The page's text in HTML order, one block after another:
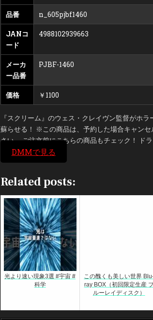
品番 n_605pjbf1460
JANコ
ード
4988102939663
メーカ
ー品番
PJBF-1460
価格 ￥1100
『スクリーム』のウェス・クレイヴン監督がホ
蘇らせる！ ※この商品は、予約した場合キャン
さい。 ご注文前にこちらの商品もチェック！ ド
DMMで見る
Related posts:
光より速い現象3選 #宇宙 #
科学
この醜くも美しい世界
ray BOX（初回限定生産
ルーレイディスク）